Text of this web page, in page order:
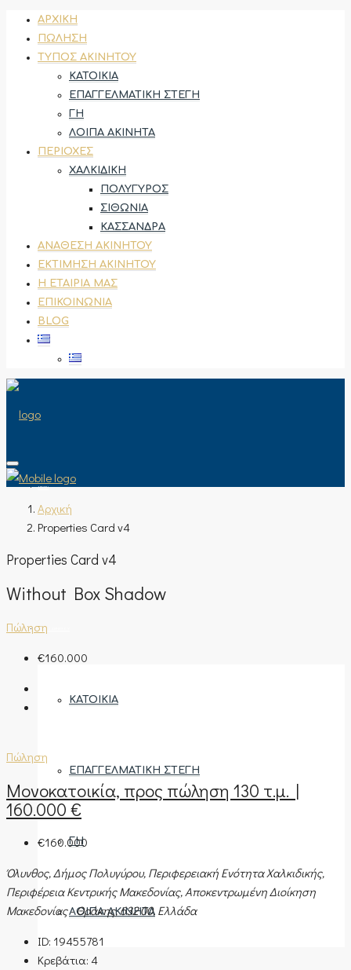
ΑΡΧΙΚΉ
ΠΏΛΗΣΗ
ΤΎΠΟΣ ΑΚΙΝΉΤΟΥ
ΚΑΤΟΙΚΊΑ
ΕΠΑΓΓΕΛΜΑΤΙΚΉ ΣΤΈΓΗ
ΓΗ
ΛΟΙΠΆ ΑΚΊΝΗΤΑ
ΠΕΡΙΟΧΈΣ
ΧΑΛΚΙΔΙΚΉ
ΠΟΛΎΓΥΡΟΣ
ΣΙΘΩΝΊΑ
ΚΑΣΣΆΝΔΡΑ
ΑΝΆΘΕΣΗ ΑΚΙΝΉΤΟΥ
ΕΚΤΊΜΗΣΗ ΑΚΙΝΉΤΟΥ
Η ΕΤΑΙΡΊΑ ΜΑΣ
ΕΠΙΚΟΙΝΩΝΊΑ
BLOG
ΑΡΧΙΚΉ
ΠΏΛΗΣΗ
ΚΑΤΟΙΚΊΑ
ΕΠΑΓΓΕΛΜΑΤΙΚΉ ΣΤΈΓΗ
ΓΗ
ΛΟΙΠΆ ΑΚΊΝΗΤΑ
Αρχική
Properties Card v4
Properties Card v4
Without Box Shadow
Πώληση
€160.000
Πώληση
Μονοκατοικία, προς πώληση 130 τ.μ. |
160.000 €
€160.000
Όλυνθος, Δήμος Πολυγύρου, Περιφερειακή Ενότητα Χαλκιδικής,
Περιφέρεια Κεντρικής Μακεδονίας, Αποκεντρωμένη Διοίκηση
Μακεδονίας - Θράκης, 632 00, Ελλάδα
ID: 19455781
Κρεβάτια: 4